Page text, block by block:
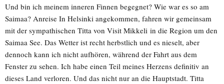
Und bin ich meinem inneren Finnen begegnet? Wie war es so am
Saimaa? Anreise In Helsinki angekommen, fahren wir gemeinsam
mit der sympathischen Titta von Visit Mikkeli in die Region um den
Saimaa See. Das Wetter ist recht herbstlich und es nieselt, aber
dennoch kann ich nicht aufhören, während der Fahrt aus dem
Fenster zu sehen. Ich habe einen Teil meines Herzens definitiv an
dieses Land verloren. Und das nicht nur an die Hauptstadt. Titta